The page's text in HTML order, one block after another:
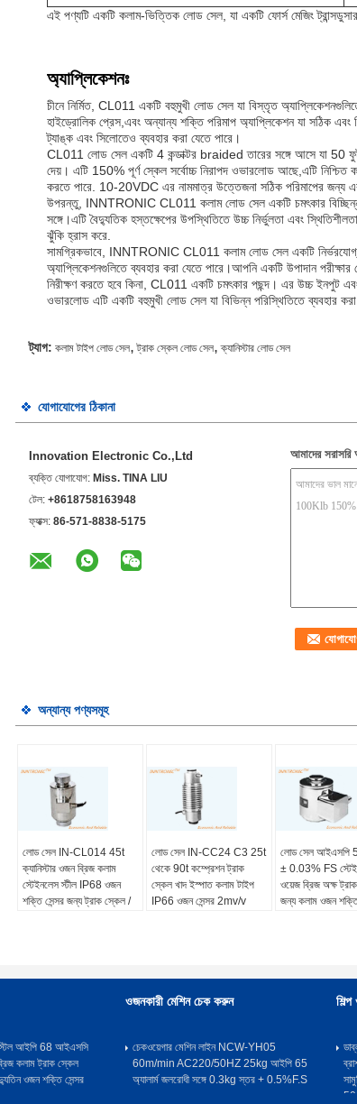
এই পণ্যটি একটি কলাম-ভিত্তিক লোড সেল, যা একটি ফোর্স মেজিং ট্রান্সডুসার
অ্যাপ্লিকেশনঃ
চীনে নির্মিত, CL011 একটি বহুমুখী লোড সেল যা বিস্তৃত
হাইড্রোলিক প্রেস,এবং অন্যান্য শক্তি পরিমাপ অ্যাপ্লিকেশন যা সঠিক
ট্যাঙ্ক এবং সিলোতেও ব্যবহার করা যেতে পারে।
CL011 লোড সেল একটি 4 কন্ডাক্টর braided তারের সঙ্গে আসে যা 50
দেয়। এটি 150% পূর্ণ স্কেল সর্বোচ্চ নিরাপদ ওভারলোড আছে,এটি নিশ্চিত
করতে পারে. 10-20VDC এর নামমাত্র উত্তেজনা সঠিক পরিমাপের জন্য
উপরন্তু, INNTRONIC CL011 কলাম লোড সেল একটি চমৎকার
সঙ্গে।এটি বৈদ্যুতিক হস্তক্ষেপের উপস্থিতিতে উচ্চ নির্ভুলতা এবং
ঝুঁকি হ্রাস করে.
সামগ্রিকভাবে, INNTRONIC CL011 কলাম লোড সেল একটি নির্ভরযোগ্য
অ্যাপ্লিকেশনগুলিতে ব্যবহার করা যেতে পারে।আপনি একটি উপাদান পরীক্ষার
নিরীক্ষণ করতে হবে কিনা, CL011 একটি চমৎকার পছন্দ। এর উচ্চ ইনপুট
ওভারলোড এটি একটি বহুমুখী লোড সেল যা বিভিন্ন পরিস্থিতিতে ব্যবহার করা
ট্যাগ: কলাম টাইপ লোড সেল, ট্রাক স্কেল লোড সেল, ক্যানিস্টার লোড সেল
যোগাযোগের ঠিকানা
Innovation Electronic Co.,Ltd
ব্যক্তি যোগাযোগ: Miss. TINA LIU
টেল: +8618758163948
ফ্যাক্স: 86-571-8838-5175
আমাদের
অন্যান্য পণ্যসমূহ
লোড সেল IN-CL014 45t
ক্যানিস্টার ওজন ব্রিজ কলাম
স্টেইনলেস স্টীল IP68 ওজন
শক্তি সেন্সর জন্য ট্রাক স্কেল /
লোড সেল IN-CC24 C3 25t
থেকে 90t কম্প্রেশন ট্রাক
স্কেল খাদ ইস্পাত কলাম টাইপ
IP66 ওজন সেন্সর 2mv/v
লোড সেল আইএসপি
± 0.03% FS
ওয়েজ ব্রিজ অক্ষ
জন্য কলাম ওজন শক্তি
আইপি 68 আইএসসি
কলাম ট্রাক স্কেল
ওজন শক্তি সেন্সর
ওজনকারী মেশিন চেক করুন
চেকওয়েগার মেশিন লাইন NCW-YH05
60m/min AC220/50HZ 25kg আইপি 65
অ্যালার্ম জলরোধী সঙ্গে 0.3kg স্তর + 0.5%F.S